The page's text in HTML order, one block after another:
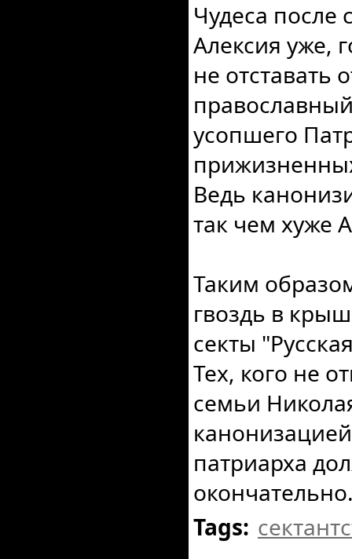
Чудеса после
Алексия уже,
не отставать
усопшего
Ведь
так чем хуже
Таким
гвоздь в
секты
Тех, кого не
семьи
патриарха
Tags: